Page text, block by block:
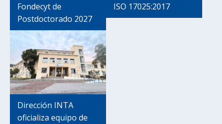
Fondecyt de
Postdoctorado 2027
ISO 17025:2017
Dirección INTA
oficializa equipo de